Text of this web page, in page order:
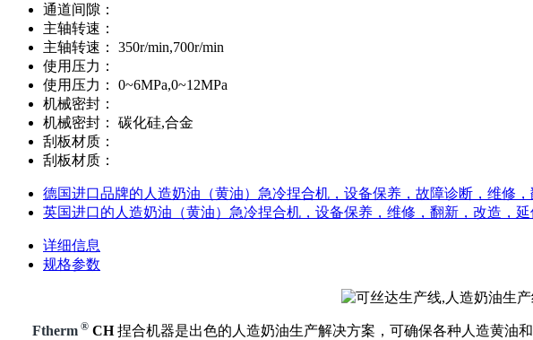
通道间隙：
主轴转速：
主轴转速：
350r/min,700r/min
使用压力：
使用压力：
0~6MPa,0~12MPa
机械密封：
机械密封：
碳化硅,合金
刮板材质：
刮板材质：
德国进口品牌的人造奶油（黄油）急冷捏合机，设备保养，故障诊断，维修
英国进口的人造奶油（黄油）急冷捏合机，设备保养，维修，翻新，改造，延
详细信息
规格参数
Ftherm ® CH捏合机器是出色的人造奶油生产解决方案，可确保各种人造黄油